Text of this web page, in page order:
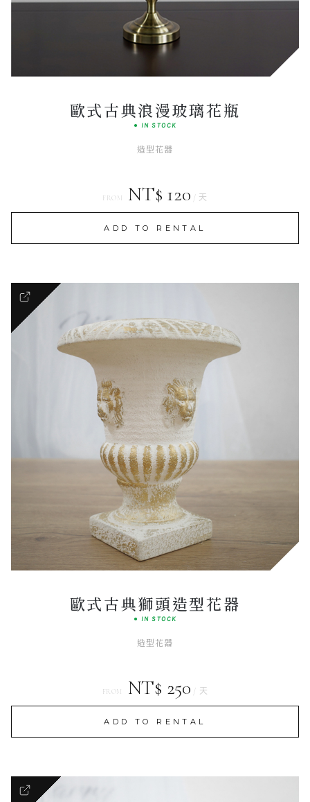
歐式古典浪漫玻璃花瓶
● IN STOCK
造型花器
FROM NT$ 120 / 天
ADD TO RENTAL
HERITAGE LINE
歐式古典獅頭造型花器
● IN STOCK
造型花器
FROM NT$ 250 / 天
ADD TO RENTAL